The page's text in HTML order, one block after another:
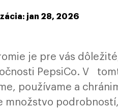
jan 28, 2026
je pre vás
PepsiCo. V
používame a
množstvo